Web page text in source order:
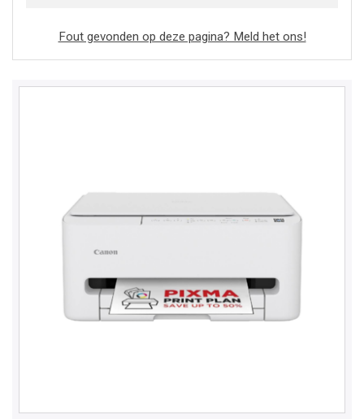
Fout gevonden op deze pagina? Meld het ons!